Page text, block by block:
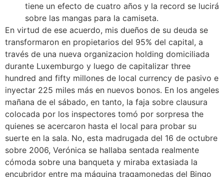
tiene un efecto de cuatro años y la record se lucirá
sobre las mangas para la camiseta.
En virtud de ese acuerdo, mis dueños de su deuda se
transformaron en propietarios del 95% del capital, a
través de una nueva organizacion holding domiciliada
durante Luxemburgo y luego de capitalizar three
hundred and fifty millones de local currency de pasivo e
inyectar 225 miles más en nuevos bonos. En los angeles
mañana de el sábado, en tanto, la faja sobre clausura
colocada por los inspectores tomó por sorpresa the
quienes se acercaron hasta el local para probar su
suerte en la sala. No, esta madrugada del 16 de octubre
sobre 2006, Verónica se hallaba sentada realmente
cómoda sobre una banqueta y miraba extasiada la
encubridor entre ma máquina tragamonedas del Bingo